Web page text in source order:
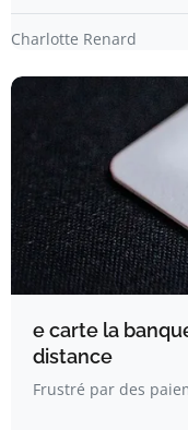
Charlotte Renard
e carte la
distance
Frustré par des